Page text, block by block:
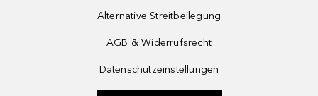
Alternative Streitbeilegung
AGB & Widerrufsrecht
Datenschutzeinstellungen